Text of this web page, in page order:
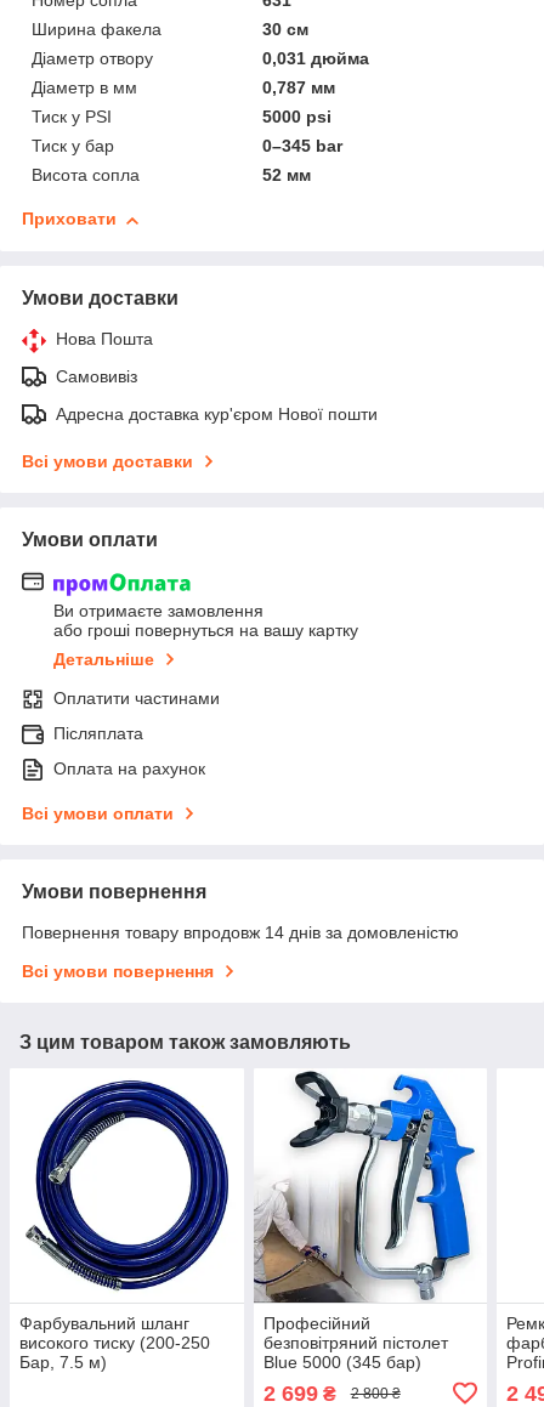
Ширина факела
30 см
Діаметр отвору
0,031 дюйма
Діаметр в мм
0,787 мм
Тиск у PSI
5000 psi
Тиск у бар
0–345 bar
Висота сопла
52 мм
Приховати
Умови доставки
Нова Пошта
Самовивіз
Адресна доставка кур'єром Нової пошти
Всі умови доставки
Умови оплати
Ви отримаєте замовлення
або гроші повернуться на вашу картку
Детальніше
Оплатити частинами
Післяплата
Оплата на рахунок
Всі умови оплати
Умови повернення
Повернення товару впродовж 14 днів за домовленістю
Всі умови повернення
З цим товаром також замовляють
Фарбувальний шланг
високого тиску (200-250
Бар, 7.5 м)
Професійний
безповітряний пістолет
Blue 5000 (345 бар)
2 699₴ 2 800 ₴ 2